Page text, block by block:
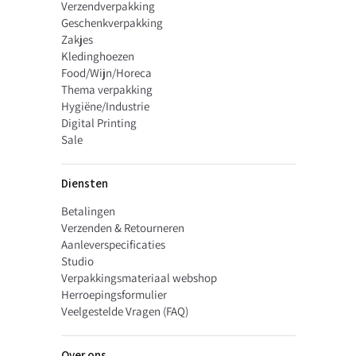
Direct uit voorraad leverbaar
Uw eigen ontwerp op een geschenkdoos?
Ontwerp eenvoudig uw gepersonaliseerde Vaderdagdoos
Liever een unieke verpakking op maat?
Vraag een gratis visual of offerte aan via onze custom made pagina
Verzendverpakking
Geschenkverpakking
Zakjes
Kledinghoezen
Food/Wijn/Horeca
Thema verpakking
Hygiëne/Industrie
Digital Printing
Sale
Diensten
Betalingen
Verzenden & Retourneren
Aanleverspecificaties
Studio
Verpakkingsmateriaal webshop
Herroepingsformulier
Veelgestelde Vragen (FAQ)